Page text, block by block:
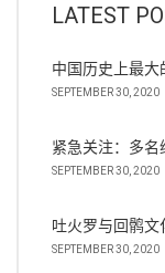
LATEST
中国历史上最
SEPTEMBER 30, 2020
紧急关注：多名
SEPTEMBER 30, 2020
吐火罗与回鹘文
SEPTEMBER 30, 2020